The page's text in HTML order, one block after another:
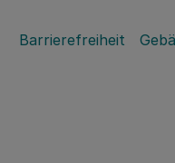
Barrierefreiheit